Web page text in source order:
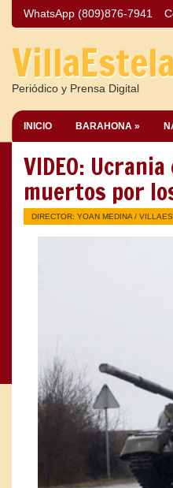
WhatsApp (809)876-7941
Periódico y Prensa Digital
INICIO BARAHONA »
VIDEO:
muertos por
DIRECTOR: YOAN MEDINA /